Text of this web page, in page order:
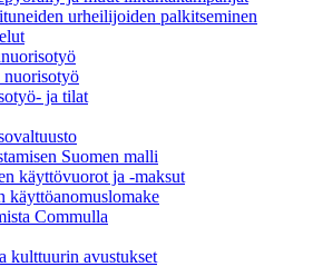
urheilijoiden palkitseminen
nuorisotyö
ja tilat
Suomen malli
käyttövuorot ja -maksut
käyttöanomuslomake
Commulla
kulttuurin avustukset